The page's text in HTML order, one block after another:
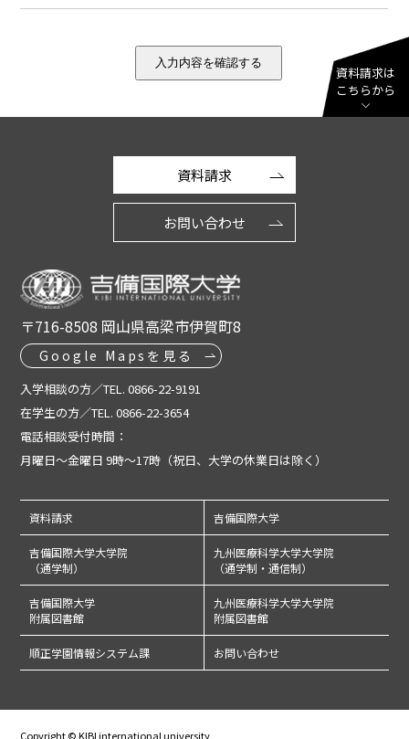
資料請求は
こちらから
資料請求
お問い合わせ
〒716-8508 岡山県高梁市伊賀町8
Google Mapsを見る
入学相談の方／TEL. 0866-22-9191
在学生の方／TEL. 0866-22-3654
電話相談受付時間：
月曜日～金曜日 9時～17時（祝日、大学の休業日は除く）
資料請求 吉備国際大学
吉備国際大学大学院
（通学制）
九州医療科学大学大学院
（通学制・通信制）
吉備国際大学
附属図書館
九州医療科学大学大学院
附属図書館
順正学園情報システム課 お問い合わせ
Copyright © KIBI international university